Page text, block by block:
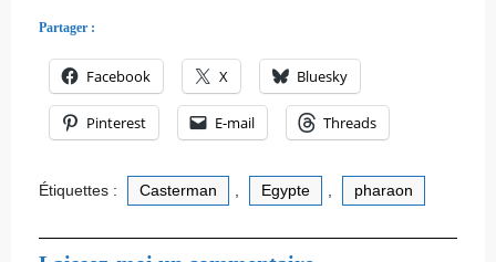
Partager :
Facebook X Bluesky
Pinterest E-mail Threads
Étiquettes : Casterman Egypte pharaon